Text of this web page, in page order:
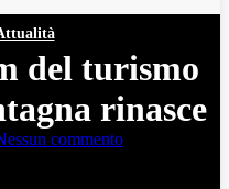
del turismo
rinasce
commento